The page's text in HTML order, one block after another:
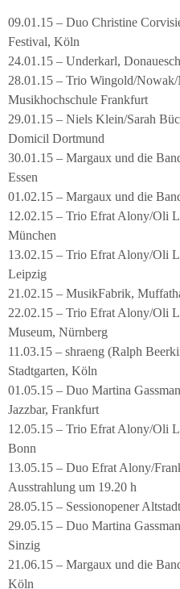
09.01.15 – Duo Christine
Festival, Köln
24.01.15 – Underkarl,
28.01.15 – Trio Wingold/Nowak/
Musikhochschule Frankfurt
29.01.15 – Niels Klein/Sarah
Domicil Dortmund
30.01.15 – Margaux und die
Essen
01.02.15 – Margaux und die
12.02.15 – Trio Efrat Alony/Oli
München
13.02.15 – Trio Efrat Alony/Oli
Leipzig
21.02.15 – MusikFabrik,
22.02.15 – Trio Efrat Alony/Oli
Museum, Nürnberg
11.03.15 – shraeng (Ralph
Stadtgarten, Köln
01.05.15 – Duo Martina
Jazzbar, Frankfurt
12.05.15 – Trio Efrat Alony/Oli
Bonn
13.05.15 – Duo Efrat Alony/
Ausstrahlung um 19.20 h
28.05.15 – Sessionopener
29.05.15 – Duo Martina
Sinzig
21.06.15 – Margaux und die
Köln